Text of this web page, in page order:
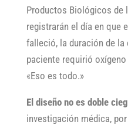
Productos Biológicos de
registrarán el día en que
falleció, la duración de la
paciente requirió
«Eso es todo.»
El diseño no es doble
investigación médica,